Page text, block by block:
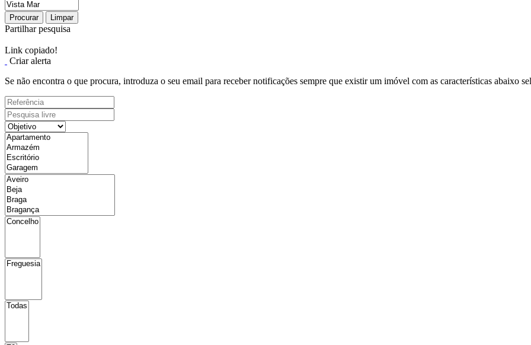
Procurar Limpar
Partilhar pesquisa
Link copiado!
Criar alerta
Se não encontra o que procura, introduza o seu email para receber notificações sempre que existir um imóvel com as características abaixo